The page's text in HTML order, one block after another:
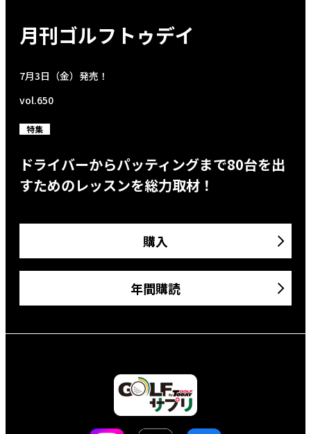
月刊ゴルフトゥデイ
7月3日（金）発売！
vol.650
特集
ドライバーからパッティングまで80台を出
すためのレッスンを総力取材！
購入
年間購読